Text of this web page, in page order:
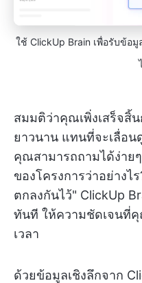
ใช้ ClickUp Brain เพื่อรับข้อ
สมมติว่าคุณเพิ่งเสร็จสิ้
ยาวนาน แทนที่จะเลื่อ
คุณสามารถถามได้ง่าย
ของโครงการว่าอย่าง
ตกลงกันไว้" ClickUp
ทันที ให้ความชัดเจนที่
เวลา
ด้วยข้อมูลเชิงลึกจาก